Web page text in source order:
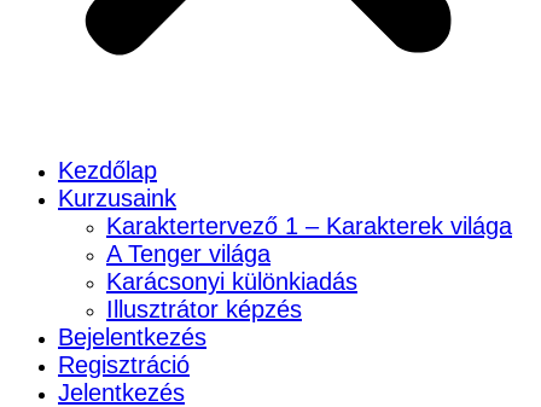
Kezdőlap
Kurzusaink
Karaktertervező 1 – Karakterek világa
A Tenger világa
Karácsonyi különkiadás
Illusztrátor képzés
Bejelentkezés
Regisztráció
Jelentkezés